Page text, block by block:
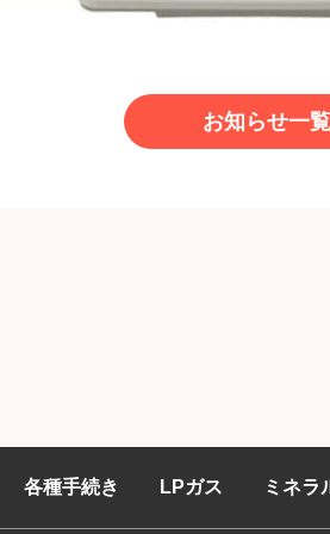
お知らせ一覧
各種手続き LPガス ミネラ